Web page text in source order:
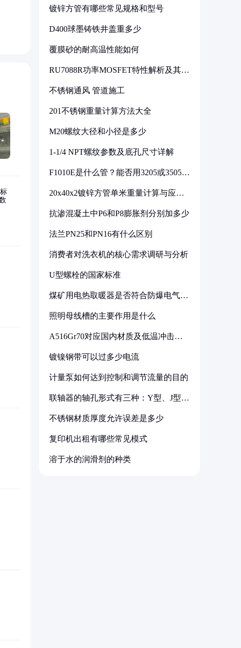
镀锌方管有哪些常见规格和型号
D400球墨铸铁井盖重多少
覆膜砂的耐高温性能如何
RU7088R功率MOSFET特性解析及其在
不锈钢通风 管道施工
201不锈钢重量计算方法大全
M20螺纹大径和小径是多少
1-1/4 NPT螺纹参数及底孔尺寸详解
F1010E是什么管？能否用3205或3505代
20x40x2镀锌方管单米重量计算与应用
抗渗混凝土中P6和P8膨胀剂分别加多少
法兰PN25和PN16有什么区别
消费者对洗衣机的核心需求调研与分析
U型螺栓的国家标准
煤矿用电热取暖器是否符合防爆电气设
照明母线槽的主要作用是什么
A516Gr70对应国内材质及低温冲击要
镀镍钢带可以过多少电流
计量泵如何达到控制和调节流量的目的
联轴器的轴孔形式有三种：Y型、J型、
不锈钢材质厚度允许误差是多少
复印机出租有哪些常见模式
溶于水的润滑剂的种类